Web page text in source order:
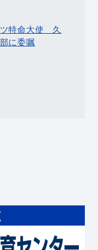
特命大使 久
に委嘱